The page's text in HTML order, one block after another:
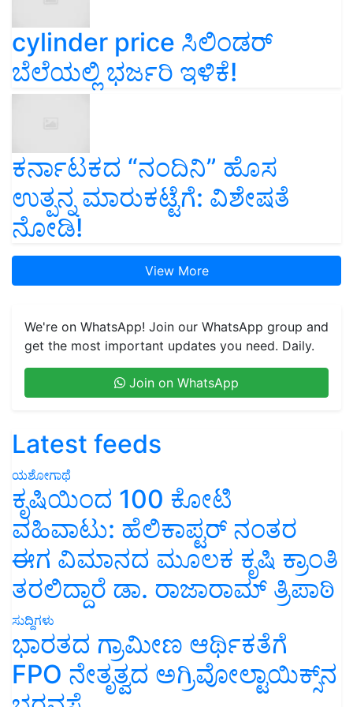
cylinder price ಸಿಲಿಂಡರ್‌
ಬೆಲೆಯಲ್ಲಿ ಭರ್ಜರಿ ಇಳಿಕೆ!
ಕರ್ನಾಟಕದ “ನಂದಿನಿ” ಹೊಸ
ಉತ್ಪನ್ನ ಮಾರುಕಟ್ಟೆಗೆ: ವಿಶೇಷತೆ
ನೋಡಿ!
View More
We're on WhatsApp! Join our WhatsApp group and
get the most important updates you need. Daily.
Join on WhatsApp
Latest feeds
ಯಶೋಗಾಥೆ
ಕೃಷಿಯಿಂದ 100 ಕೋಟಿ
ವಹಿವಾಟು: ಹೆಲಿಕಾಪ್ಟರ್ ನಂತರ
ಈಗ ವಿಮಾನದ ಮೂಲಕ ಕೃಷಿ ಕ್ರಾಂತಿ
ತರಲಿದ್ದಾರೆ ಡಾ. ರಾಜಾರಾಮ್ ತ್ರಿಪಾಠಿ
ಸುದ್ದಿಗಳು
ಭಾರತದ ಗ್ರಾಮೀಣ ಆರ್ಥಿಕತೆಗೆ
FPO ನೇತೃತ್ವದ ಅಗ್ರಿವೋಲ್ಟಾಯಿಕ್ಸ್‌ನ